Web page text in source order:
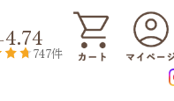
4.74
747件